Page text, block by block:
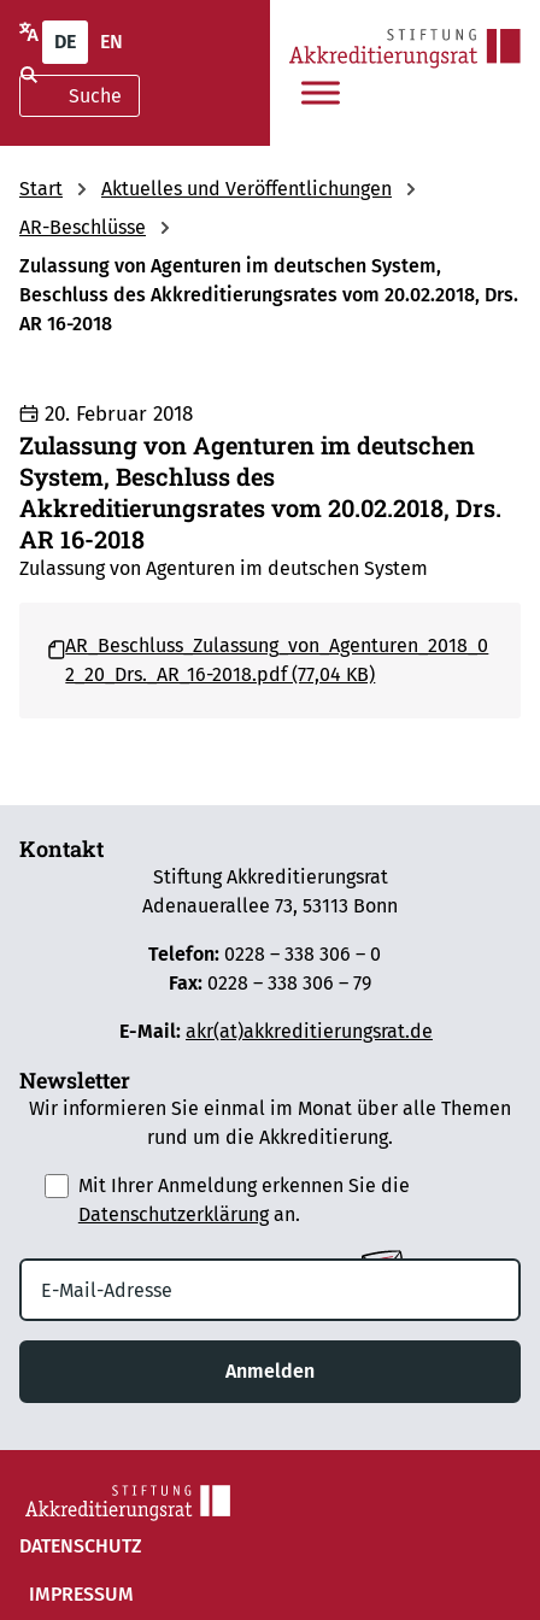
DE EN
Start
Aktuelles und Veröffentlichungen
AR-Beschlüsse
Zulassung von Agenturen im deutschen System,
Beschluss des Akkreditierungsrates vom 20.02.2018, Drs.
AR 16-2018
20. Februar 2018
Zulassung von Agenturen im deutschen
System, Beschluss des
Akkreditierungsrates vom 20.02.2018, Drs.
AR 16-2018
Zulassung von Agenturen im deutschen System
AR_Beschluss_Zulassung_von_Agenturen_2018_0
2_20_Drs._AR_16-2018.pdf (77,04 KB)
Kontakt
Stiftung Akkreditierungsrat
Adenauerallee 73, 53113 Bonn
Telefon:0228 – 338 306 – 0
Fax: 0228 – 338 306 – 79
E-Mail: akr(at)akkreditierungsrat.de
Newsletter
Wir informieren Sie einmal im Monat über alle Themen
rund um die Akkreditierung.
Mit Ihrer Anmeldung erkennen Sie die
Datenschutzerklärungan.
Anmelden
DATENSCHUTZ
IMPRESSUM